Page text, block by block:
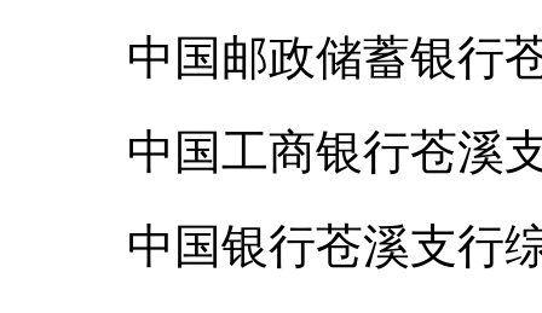
中国邮政储蓄银行
中国工商银行苍溪
中国银行苍溪支行